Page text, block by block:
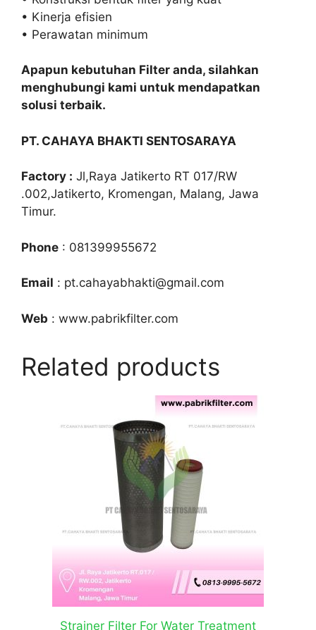
• Kinerja efisien
• Perawatan minimum
Apapun kebutuhan Filter anda, silahkan
menghubungi kami untuk mendapatkan
solusi terbaik.
PT. CAHAYA BHAKTI SENTOSARAYA
Factory : Jl,Raya Jatikerto RT 017/RW
.002,Jatikerto, Kromengan, Malang, Jawa
Timur.
Phone : 081399955672
Email : pt.cahayabhakti@gmail.com
Web : www.pabrikfilter.com
Related products
Strainer Filter For Water Treatment